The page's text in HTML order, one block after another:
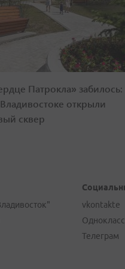
Патрокла» забилось:
открыли
сквер
vkontakte
Телеграм